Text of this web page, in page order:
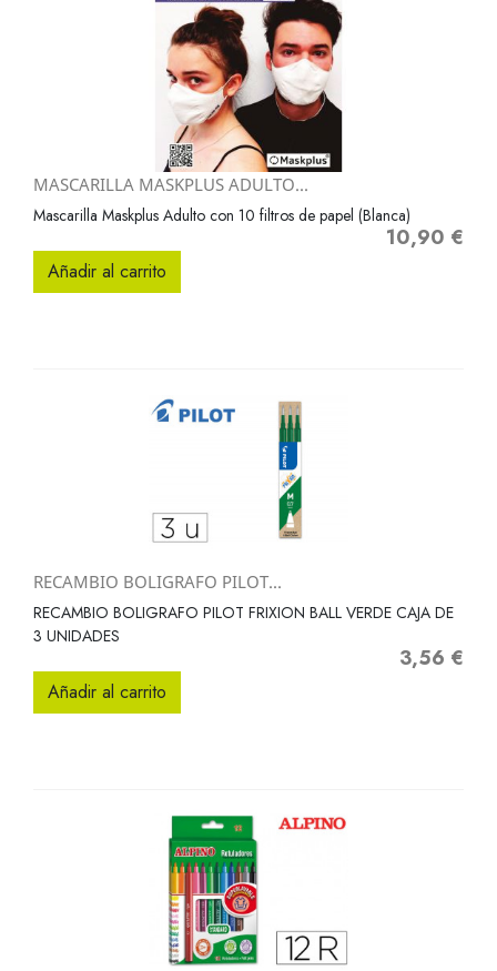
MASCARILLA MASKPLUS ADULTO...
Mascarilla Maskplus Adulto con 10 filtros de papel (Blanca)
Precio
10,90 €
Añadir al carrito
RECAMBIO BOLIGRAFO PILOT...
RECAMBIO BOLIGRAFO PILOT FRIXION BALL VERDE CAJA DE
3 UNIDADES
Precio
3,56 €
Añadir al carrito